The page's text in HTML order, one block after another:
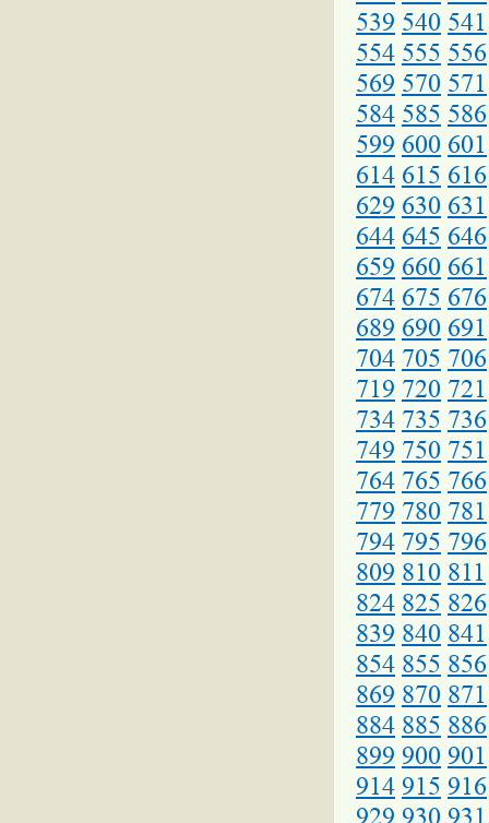
539 540 541
554 555 556
569 570 571
584 585 586
599 600 601
614 615 616
629 630 631
644 645 646
659 660 661
674 675 676
689 690 691
704 705 706
719 720 721
734 735 736
749 750 751
764 765 766
779 780 781
794 795 796
809 810 811
824 825 826
839 840 841
854 855 856
869 870 871
884 885 886
899 900 901
914 915 916